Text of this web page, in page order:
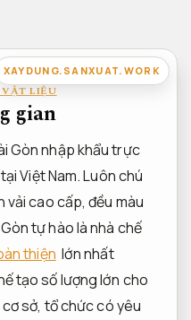
XAYDUNG.SANXUAT.WORK
LIỆU
gian
Gòn nhập khẩu trực
Việt Nam. Luôn chú
cao cấp, đều màu
tự hào là nhà chế
thiện lớn nhất
tạo số lượng lớn cho
sở, tổ chức có yêu